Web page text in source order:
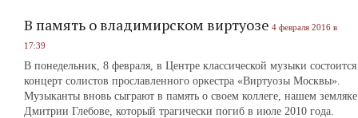
В память о владимирском виртуозе 4 февраля 2016 в
17:39
В понедельник, 8 февраля, в Центре классической музыки состоится
концерт солистов прославленного оркестра «Виртуозы Москвы».
Музыканты вновь сыграют в память о своем коллеге, нашем земляке
Дмитрии Глебове, который трагически погиб в июле 2010 года.